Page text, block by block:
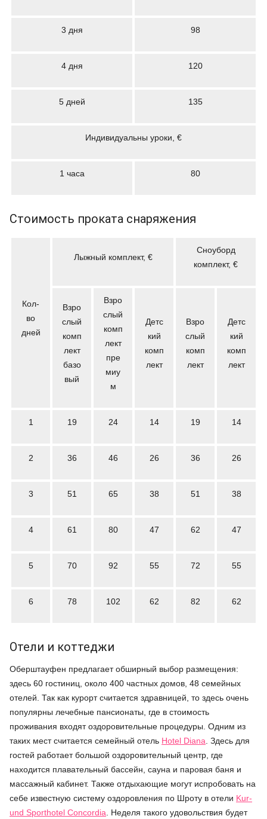
3 дня 98
4 дня 120
5 дней 135
Индивидуальны уроки, €
1 часа 80
Стоимость проката снаряжения
Кол-
во
дней
Лыжный комплект, €
Сноуборд
комплект, €
Взро
слый
комп
лект
базо
вый
Взро
слый
комп
лект
пре
миу
м
Детс
кий
комп
лект
Взро
слый
комп
лект
Детс
кий
комп
лект
1 19 24 14 19 14
2 36 46 26 36 26
3 51 65 38 51 38
4 61 80 47 62 47
5 70 92 55 72 55
6 78 102 62 82 62
Отели и коттеджи
Оберштауфен предлагает обширный выбор размещения:
здесь 60 гостиниц, около 400 частных домов, 48 семейных
отелей. Так как курорт считается здравницей, то здесь очень
популярны лечебные пансионаты, где в стоимость
проживания входят оздоровительные процедуры. Одним из
таких мест считается семейный отель Hotel Diana . Здесь для
гостей работает большой оздоровительный центр, где
находится плавательный бассейн, сауна и паровая баня и
массажный кабинет. Также отдыхающие могут испробовать на
себе известную систему оздоровления по Шроту в отели Kur-
und Sporthotel Concordia . Неделя такого удовольствия будет